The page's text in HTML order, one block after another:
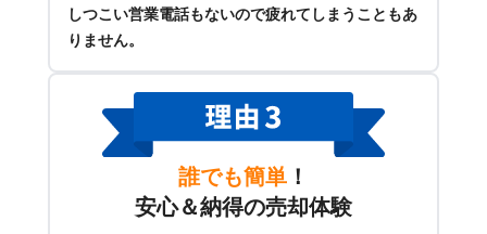
しつこい営業電話もないので疲れてしまうこともあ
りません。
誰でも簡単 ！
安心＆納得の売却体験